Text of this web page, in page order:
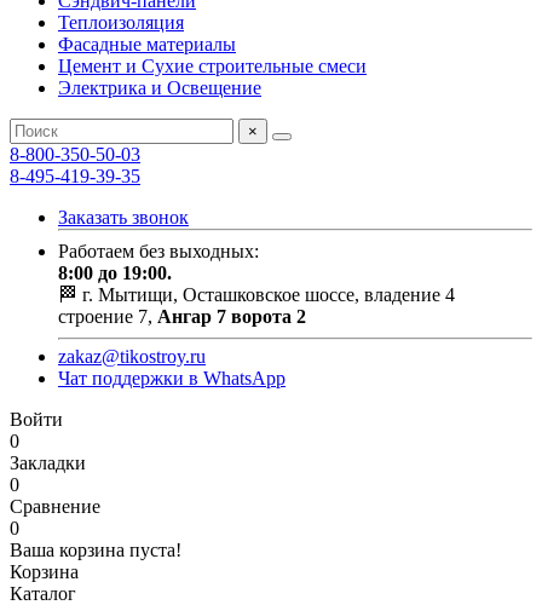
Теплоизоляция
Фасадные материалы
Цемент и Сухие строительные смеси
Электрика и Освещение
×
8-800-350-50-03
8-495-419-39-35
Заказать звонок
Работаем без выходных:
8:00 до 19:00.
🏁 г. Мытищи, Осташковское шоссе, владение 4
строение 7, Ангар 7 ворота 2
zakaz@tikostroy.ru
Чат поддержки в WhatsApp
Войти
0
Закладки
0
Сравнение
0
Ваша корзина пуста!
Корзина
Каталог